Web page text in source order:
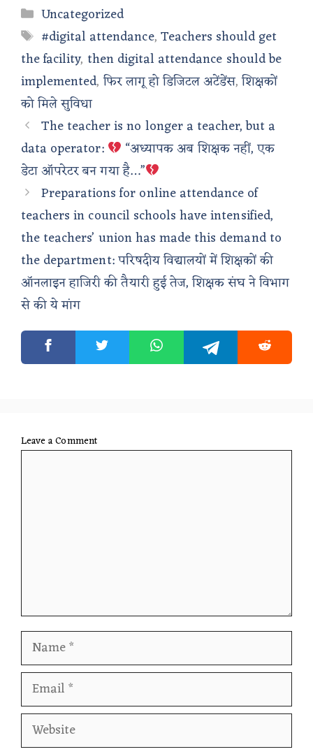
Categories
Uncategorized
Tags
#digital attendance,Teachers should get
the facility, then digital attendance should be
implemented,फिर लागू हो डिजिटल अटेंडेंस,शिक्षकों
को मिले सुविधा
The teacher is no longer a teacher, but a
data operator:
“अध्यापक अब शिक्षक नहीं, एक
डेटा ऑपरेटर बन गया है…”
Preparations for online attendance of
teachers in council schools have intensified,
the teachers’ union has made this demand to
the department: परिषदीय विद्यालयों में शिक्षकों की
ऑनलाइन हाजिरी की तैयारी हुई तेज, शिक्षक संघ ने विभाग
से की ये मांग
Leave a Comment
Name
Email
Website